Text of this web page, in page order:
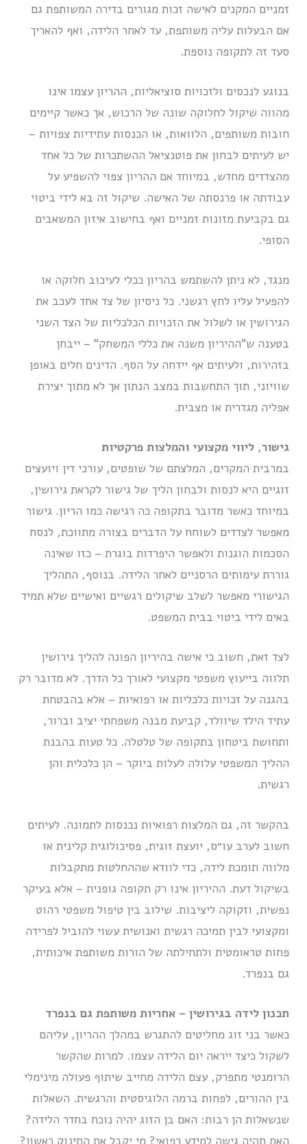
זמניים המקנים לאישה זכות מגורים בדירה המשותפת גם
אם הבעלות עליה משותפת, עד לאחר הלידה, ואף להאריך
סעד זה לתקופה נוספת.
בנוגע לנכסים ולזכויות סוציאליות, ההריון עצמו אינו
מהווה שיקול לחלוקה שונה של הרכוש, אך כאשר קיימים
חובות משותפים, הלוואות, או הכנסות עתידיות צפויות –
יש לעיתים לבחון את פוטנציאל ההשתכרות של כל אחד
מהצדדים מחדש, במיוחד אם ההריון צפוי להשפיע על
עבודתה או פרנסתה של האישה. שיקול זה בא לידי ביטוי
גם בקביעת מזונות זמניים ואף בחישוב איזון המשאבים
הסופי.
מנגד, לא ניתן להשתמש בהריון ככלי לעיכוב חלוקה או
להפעיל עליו לחץ רגשני. כל ניסיון של צד אחד לעכב את
הגירושין או לשלול את הזכויות הכלכליות של הצד השני
בטענה ש”ההיריון משנה את כללי המשחק” – ייבחן
בזהירות, ולעיתים אף יידחה על הסף. הדינים חלים באופן
שוויוני, תוך התחשבות במצב הנתון אך לא מתוך יצירת
אפליה מגדרית או מצבית.
גישור, ליווי מקצועי והמלצות פרקטיות
במרבית המקרים, המלצתם של שופטים, עורכי דין ויועצים
זוגיים היא לנסות ולבחון הליך של גישור לקראת גירושין,
במיוחד כאשר מדובר בתקופה כה רגישה כמו הריון. גישור
מאפשר לצדדים לשוחח על הדברים בצורה מתווכת, לנסח
הסכמות הוגנות ולאפשר היפרדות בוגרת – כזו שאינה
גוררת עימותים הרסניים לאחר הלידה. בנוסף, התהליך
הגישורי מאפשר לשלב שיקולים רגשיים ואישיים שלא תמיד
באים לידי ביטוי בבית המשפט.
לצד זאת, חשוב כי אישה בהיריון הפונה להליך גירושין
תלווה בייעוץ משפטי מקצועי לאורך כל הדרך. לא מדובר רק
בהגנה על זכויות כלכליות או רפואיות – אלא בהבטחת
עתיד הילד שיוולד, קביעת מבנה משפחתי יציב וברור,
ותחושת ביטחון בתקופה של טלטלה. כל טעות בהבנת
ההליך המשפטי עלולה לעלות ביוקר – הן כלכלית והן
רגשית.
בהקשר זה, גם המלצות רפואיות נכנסות לתמונה. לעיתים
חשוב לערב עו״ס, יועצת זוגית, פסיכולוגית קלינית או
מלווה תומכת לידה, כדי לוודא שההחלטות מתקבלות
בשיקול דעת. ההיריון אינו רק תקופה גופנית – אלא בעיקר
נפשית, וזקוקה ליציבות. שילוב בין טיפול משפטי רהוט
ומקצועי לבין תמיכה רגשית ואנושית עשוי להוביל לפרידה
פחות טראומטית ולתחילתה של הורות משותפת איכותית,
גם בנפרד.
תכנון לידה בגירושין – אחריות משותפת גם בנפרד
כאשר בני זוג מחליטים להתגרש במהלך ההריון, עליהם
לשקול כיצד ייראה יום הלידה עצמו. למרות שהקשר
הרומנטי מתפרק, עצם הלידה מחייב שיתוף פעולה מינימלי
בין ההורים, לפחות ברמה הלוגיסטית והרגשית. השאלות
שנשאלות הן רבות: האם בן הזוג יהיה נוכח בחדר הלידה?
האם תהיה גישה למידע רפואי? מי יקבל את התינוק ראשון?